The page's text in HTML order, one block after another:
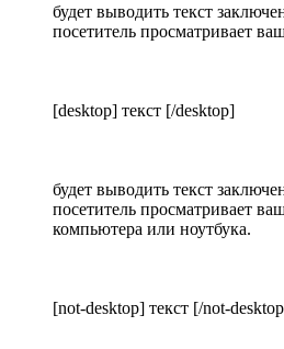
будет выводить текст
посетитель просматривает
[desktop] текст [/desktop]
будет выводить текст
посетитель просматривает
компьютера или ноутбука.
[not-desktop] текст [/not-